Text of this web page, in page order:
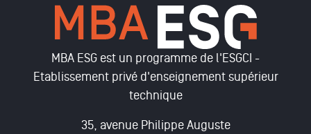
MBA ESG est un programme de l'ESGCI -
Etablissement privé d'enseignement supérieur
technique
35, avenue Philippe Auguste